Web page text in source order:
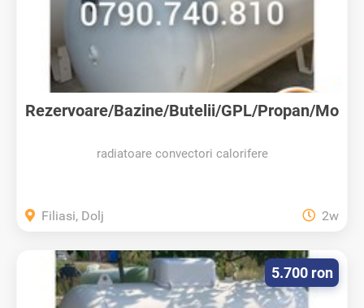
Rezervoare/Bazine/Butelii/GPL/Propan/Mo
radiatoare convectori calorifere
Filiasi, Dolj 2w
5.700 ron